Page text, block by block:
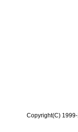
Copyright(C)